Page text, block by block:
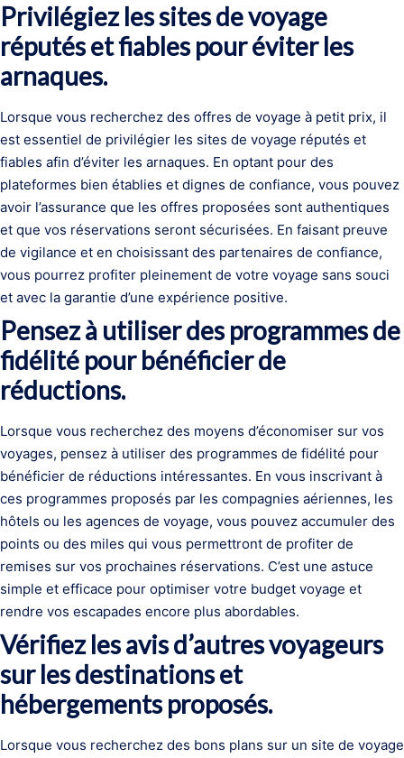
Privilégiez les sites de voyage
réputés et fiables pour éviter les
arnaques.
Lorsque vous recherchez des offres de voyage à petit prix, il
est essentiel de privilégier les sites de voyage réputés et
fiables afin d’éviter les arnaques. En optant pour des
plateformes bien établies et dignes de confiance, vous pouvez
avoir l’assurance que les offres proposées sont authentiques
et que vos réservations seront sécurisées. En faisant preuve
de vigilance et en choisissant des partenaires de confiance,
vous pourrez profiter pleinement de votre voyage sans souci
et avec la garantie d’une expérience positive.
Pensez à utiliser des programmes de
fidélité pour bénéficier de
réductions.
Lorsque vous recherchez des moyens d’économiser sur vos
voyages, pensez à utiliser des programmes de fidélité pour
bénéficier de réductions intéressantes. En vous inscrivant à
ces programmes proposés par les compagnies aériennes, les
hôtels ou les agences de voyage, vous pouvez accumuler des
points ou des miles qui vous permettront de profiter de
remises sur vos prochaines réservations. C’est une astuce
simple et efficace pour optimiser votre budget voyage et
rendre vos escapades encore plus abordables.
Vérifiez les avis d’autres voyageurs
sur les destinations et
hébergements proposés.
Lorsque vous recherchez des bons plans sur un site de voyage